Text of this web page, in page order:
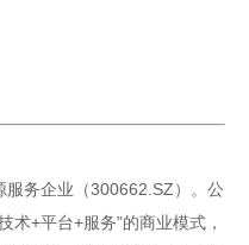
务企业（300662.SZ）。公
+平台+服务”的商业模式，